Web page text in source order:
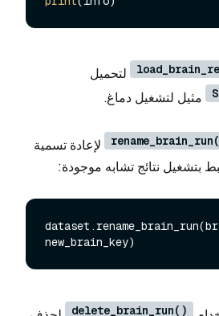
لتحميل
مثيل لتشغيل دماغ.
لإعادة تسمية
بتشغيل نتائج تشابه موجودة:
delete_brain_run()